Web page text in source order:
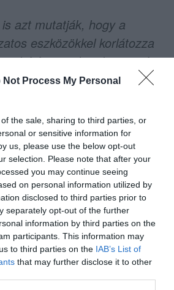
Not Process My Personal
the sale, sharing to third parties, or
or sensitive information for
us, please use the below opt-out
selection. Please note that after your
you may continue seeing
on personal information utilized by
disclosed to third parties prior to
separately opt-out of the further
information by third parties on the
participants. This information may
to third parties on the IAB’s List of
that may further disclose it to other
azt mutatják, hogy a
eszközökkel korlátozza
ezzel pedig a saját
akadályozza. Ezért
hogy az általunk képviselt
kedvező ítélet
rendszerszintű
történniük. Vissza kell
gyakorlatot, ami
a parlamenti
újságírók önkényes
véget kell vetni. Ezt
kísérni
Dalma, a TASZ jogásza.